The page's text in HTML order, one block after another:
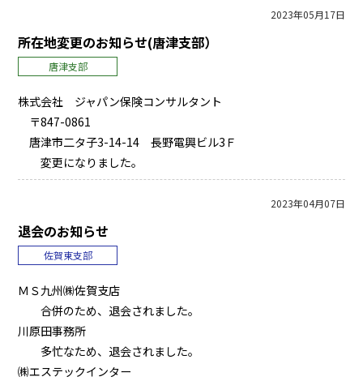
2023年05月17日
所在地変更のお知らせ(唐津支部）
唐津支部
株式会社 ジャパン保険コンサルタント
〒847-0861
唐津市二タ子3-14-14 長野電興ビル3Ｆ
変更になりました。
2023年04月07日
退会のお知らせ
佐賀東支部
ＭＳ九州㈱佐賀支店
合併のため、退会されました。
川原田事務所
多忙なため、退会されました。
㈱エステックインター